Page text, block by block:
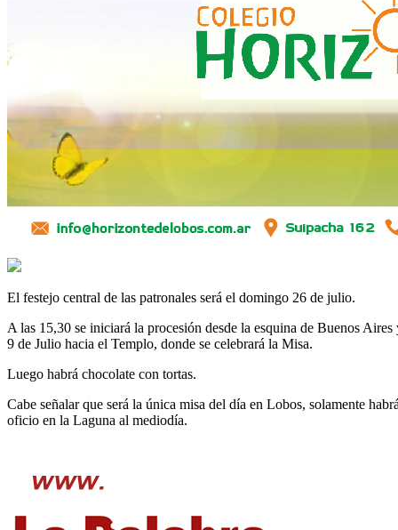
El festejo central de las patronales será el domingo 26 de julio.
A las 15,30 se iniciará la procesión desde la esquina de Buenos Aires
9 de Julio hacia el Templo, donde se celebrará la Misa.
Luego habrá chocolate con tortas.
Cabe señalar que será la única misa del día en Lobos, solamente
oficio en la Laguna al mediodía.